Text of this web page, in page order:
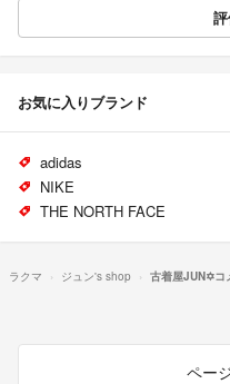
お気に入りブランド
adidas
NIKE
THE NORTH FACE
ラクマ ジュン's shop 古着屋JUN✡コ
ペー